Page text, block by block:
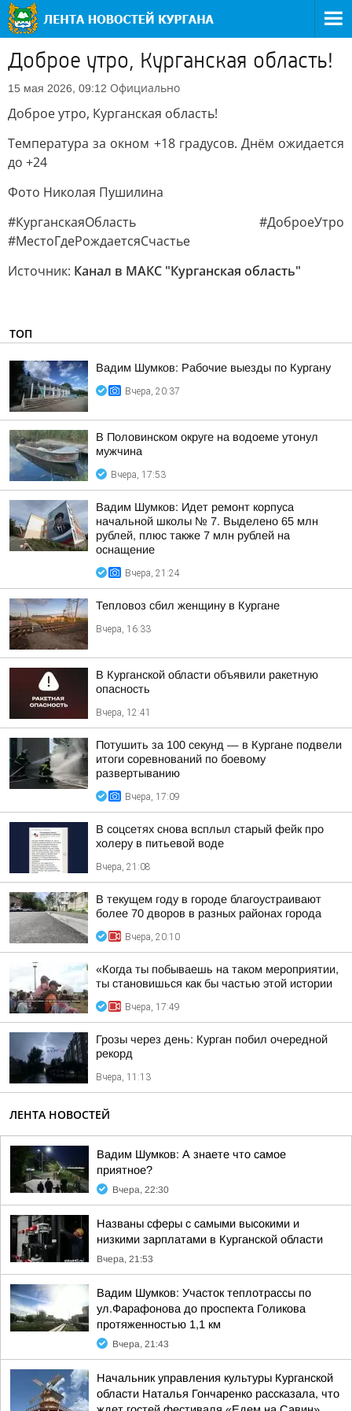
Доброе утро, Курганская область!
15 мая 2026, 09:12 Официально
Доброе утро, Курганская область!
Температура за окном +18 градусов. Днём ожидается
до +24
Фото Николая Пушилина
#КурганскаяОбласть #ДоброеУтро
#МестоГдеРождаетсяСчастье
Источник: Канал в МАКС "Курганская область"
ТОП
Вадим Шумков: Рабочие выезды по Кургану
Вчера, 20:37
В Половинском округе на водоеме утонул
мужчина
Вчера, 17:53
Вадим Шумков: Идет ремонт корпуса
начальной школы № 7. Выделено 65 млн
рублей, плюс также 7 млн рублей на
оснащение
Вчера, 21:24
Тепловоз сбил женщину в Кургане
Вчера, 16:33
В Курганской области объявили ракетную
опасность
Вчера, 12:41
Потушить за 100 секунд — в Кургане подвели
итоги соревнований по боевому
развертыванию
Вчера, 17:09
В соцсетях снова всплыл старый фейк про
холеру в питьевой воде
Вчера, 21:08
В текущем году в городе благоустраивают
более 70 дворов в разных районах города
Вчера, 20:10
«Когда ты побываешь на таком мероприятии,
ты становишься как бы частью этой истории
Вчера, 17:49
Грозы через день: Курган побил очередной
рекорд
Вчера, 11:13
ЛЕНТА НОВОСТЕЙ
Вадим Шумков: А знаете что самое
приятное?
Вчера, 22:30
Названы сферы с самыми высокими и
низкими зарплатами в Курганской области
Вчера, 21:53
Вадим Шумков: Участок теплотрассы по
ул.Фарафонова до проспекта Голикова
протяженностью 1,1 км
Вчера, 21:43
Начальник управления культуры Курганской
области Наталья Гончаренко рассказала, что